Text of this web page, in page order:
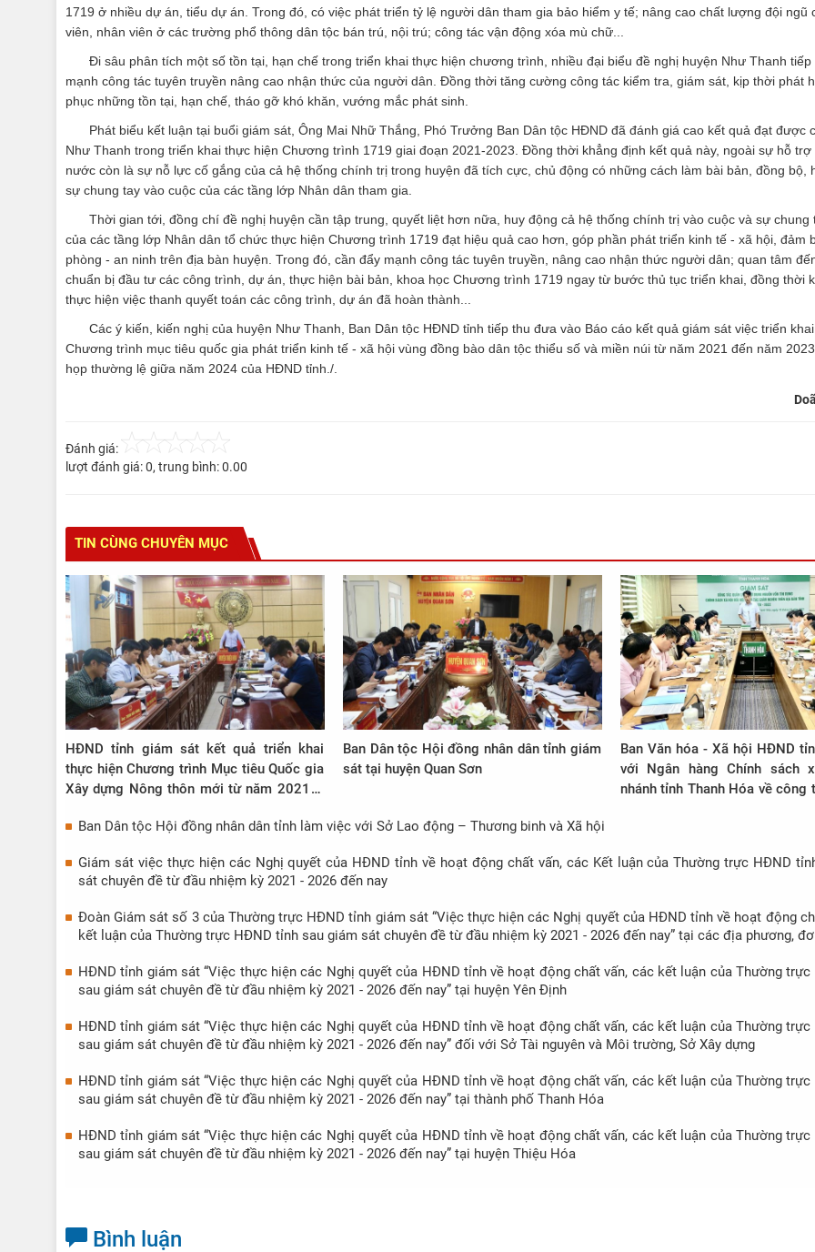
1719 ở nhiều dự án, tiểu dự án. Trong đó, có việc phát triển tỷ lệ người dân tham gia bảo hiểm y tế; nâng cao chất lượng đội ngũ
viên, nhân viên ở các trường phổ thông dân tộc bán trú, nội trú; công tác vận động xóa mù chữ...
Đi sâu phân tích một số tồn tại, hạn chế trong triển khai thực hiện chương trình, nhiều đại biểu đề nghị huyện Như Thanh tiếp
mạnh công tác tuyên truyền nâng cao nhận thức của người dân. Đồng thời tăng cường công tác kiểm tra, giám sát, kịp thời phát
phục những tồn tại, hạn chế, tháo gỡ khó khăn, vướng mắc phát sinh.
Phát biểu kết luận tại buổi giám sát, Ông Mai Nhữ Thắng, Phó Trưởng Ban Dân tộc HĐND đã đánh giá cao kết quả đạt được
Như Thanh trong triển khai thực hiện Chương trình 1719 giai đoạn 2021-2023. Đồng thời khẳng định kết quả này, ngoài sự hỗ trợ
nước còn là sự nỗ lực cố gắng của cả hệ thống chính trị trong huyện đã tích cực, chủ động có những cách làm bài bản, đồng bộ,
sự chung tay vào cuộc của các tầng lớp Nhân dân tham gia.
Thời gian tới, đồng chí đề nghị huyện cần tập trung, quyết liệt hơn nữa, huy động cả hệ thống chính trị vào cuộc và sự chung
của các tầng lớp Nhân dân tổ chức thực hiện Chương trình 1719 đạt hiệu quả cao hơn, góp phần phát triển kinh tế - xã hội, đảm
phòng - an ninh trên địa bàn huyện. Trong đó, cần đẩy mạnh công tác tuyên truyền, nâng cao nhận thức người dân; quan tâm
chuẩn bị đầu tư các công trình, dự án, thực hiện bài bản, khoa học Chương trình 1719 ngay từ bước thủ tục triển khai, đồng thời
thực hiện việc thanh quyết toán các công trình, dự án đã hoàn thành...
Các ý kiến, kiến nghị của huyện Như Thanh, Ban Dân tộc HĐND tỉnh tiếp thu đưa vào Báo cáo kết quả giám sát việc triển
Chương trình mục tiêu quốc gia phát triển kinh tế - xã hội vùng đồng bào dân tộc thiểu số và miền núi từ năm 2021 đến năm
họp thường lệ giữa năm 2024 của HĐND tỉnh./.
Đánh giá:
lượt đánh giá:0, trung bình:0.00
TIN CÙNG CHUYÊN MỤC
HĐND tỉnh giám sát kết quả triển khai
thực hiện Chương trình Mục tiêu Quốc gia
Xây dựng Nông thôn mới từ năm 2021 –
Xuân và Thiệu Hóa
Ban Dân tộc Hội đồng nhân dân tỉnh giám
sát tại huyện Quan Sơn
Ban Văn hóa - Xã hội HĐND
với Ngân hàng Chính sách
nhánh tỉnh Thanh Hóa về công
Ban Dân tộc Hội đồng nhân dân tỉnh làm việc với Sở Lao động – Thương binh và Xã hội
Giám sát việc thực hiện các Nghị quyết của HĐND tỉnh về hoạt động chất vấn, các Kết luận của Thường trực HĐND
sát chuyên đề từ đầu nhiệm kỳ 2021 - 2026 đến nay
Đoàn Giám sát số 3 của Thường trực HĐND tỉnh giám sát “Việc thực hiện các Nghị quyết của HĐND tỉnh về hoạt động
kết luận của Thường trực HĐND tỉnh sau giám sát chuyên đề từ đầu nhiệm kỳ 2021 - 2026 đến nay” tại các địa phương,
HĐND tỉnh giám sát “Việc thực hiện các Nghị quyết của HĐND tỉnh về hoạt động chất vấn, các kết luận của Thường
sau giám sát chuyên đề từ đầu nhiệm kỳ 2021 - 2026 đến nay” tại huyện Yên Định
HĐND tỉnh giám sát “Việc thực hiện các Nghị quyết của HĐND tỉnh về hoạt động chất vấn, các kết luận của Thường
sau giám sát chuyên đề từ đầu nhiệm kỳ 2021 - 2026 đến nay” đối với Sở Tài nguyên và Môi trường, Sở Xây dựng
HĐND tỉnh giám sát “Việc thực hiện các Nghị quyết của HĐND tỉnh về hoạt động chất vấn, các kết luận của Thường
sau giám sát chuyên đề từ đầu nhiệm kỳ 2021 - 2026 đến nay” tại thành phố Thanh Hóa
HĐND tỉnh giám sát “Việc thực hiện các Nghị quyết của HĐND tỉnh về hoạt động chất vấn, các kết luận của Thường
sau giám sát chuyên đề từ đầu nhiệm kỳ 2021 - 2026 đến nay” tại huyện Thiệu Hóa
Bình luận